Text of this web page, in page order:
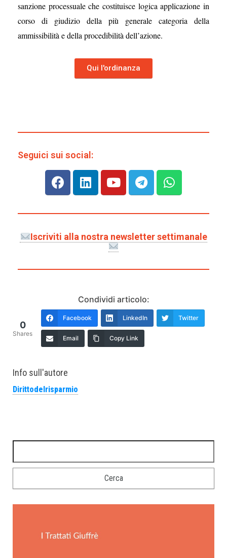
sanzione processuale che costituisce logica applicazione in
corso di giudizio della più generale categoria della
ammissibilità e della procedibilità dell’azione.
Qui l'ordinanza
Seguici sui social:
Iscriviti alla nostra newsletter settimanale
Condividi articolo:
0
Shares
Facebook LinkedIn Twitter
Email Copy Link
Info sull'autore
Dirittodelrisparmio